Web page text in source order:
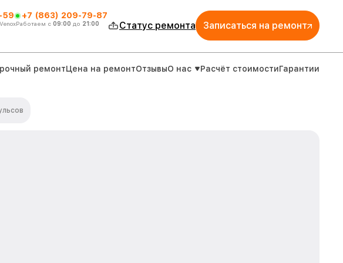
59 +7 (863) 209-79-87
Работаем с 09:00 до 21:00 Статус ремонта Записаться на ремонт
ремонтЦена на ремонтОтзывыО нас Расчёт стоимостиГарантии